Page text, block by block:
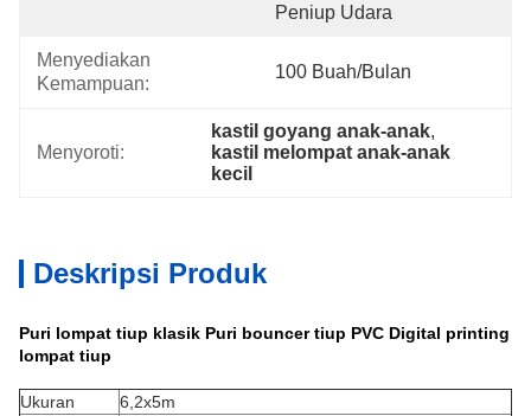
Peniup Udara
Menyediakan
Kemampuan:
100 Buah/bulan
Menyoroti:
kastil goyang anak-anak,
kastil melompat anak-anak
kecil
Deskripsi Produk
Puri lompat tiup klasik Puri bouncer tiup PVC Digital printing
lompat tiup
Ukuran 6,2x5m